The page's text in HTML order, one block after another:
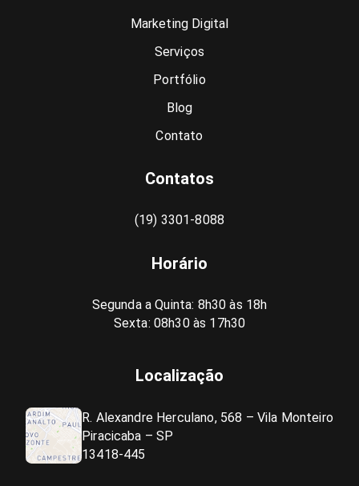
Marketing Digital
Serviços
Portfólio
Blog
Contato
Contatos
(19) 3301-8088
Horário
Segunda a Quinta: 8h30 às 18h
Sexta: 08h30 às 17h30
Localização
R. Alexandre Herculano, 568 – Vila Monteiro
Piracicaba – SP
13418-445